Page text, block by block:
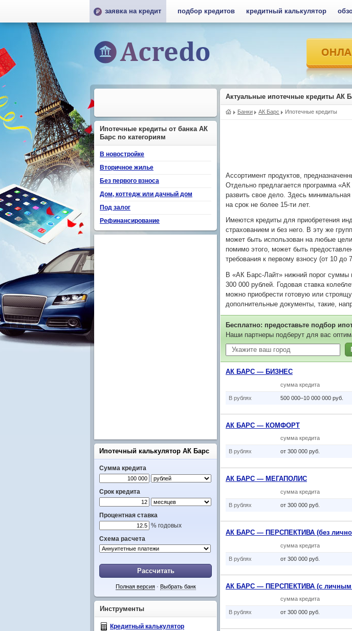
Актуальные ипотечные кредиты АК
Банки АК Барс Ипотечные кредиты
Ассортимент продуктов,
Отдельно предлагается программа
развить свое дело. Здесь
на срок не более 15-ти лет.
Имеются кредиты для приобретения
страхованием и без него. В эту же
может быть использован на любые
помимо этого, может быть
требования к первому взносу (от 10
В «АК Барс-Лайт» нижний порог суммы
300 000 рублей. Годовая ставка
можно приобрести готовую или
дополнительные документы, такие,
Бесплатно: предоставьте подбор
Наши партнеры подберут для вас
АК БАРС — БИЗНЕС
сумма кредита
В рублях 500 000–10 000 000 руб.
АК БАРС — КОМФОРТ
сумма кредита
В рублях от 300 000 руб.
АК БАРС — МЕГАПОЛИС
сумма кредита
В рублях от 300 000 руб.
АК БАРС — ПЕРСПЕКТИВА (без
сумма кредита
В рублях от 300 000 руб.
АК БАРС — ПЕРСПЕКТИВА (с личным
сумма кредита
В рублях от 300 000 руб.
Ипотечные кредиты от банка АК
Барс по категориям
В новостройке
Вторичное жилье
Без первого взноса
Дом, коттедж или дачный дом
Под залог
Рефинансирование
Ипотечный калькулятор АК Барс
Сумма кредита
Срок кредита
Процентная ставка
% годовых
Схема расчета
Рассчитать
Полная версия· Выбрать банк
Инструменты
Кредитный калькулятор
заявка на кредит подбор кредитов кредитный калькулятор